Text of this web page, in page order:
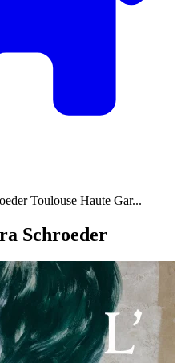
Toulouse Haute Gar...
Schroeder